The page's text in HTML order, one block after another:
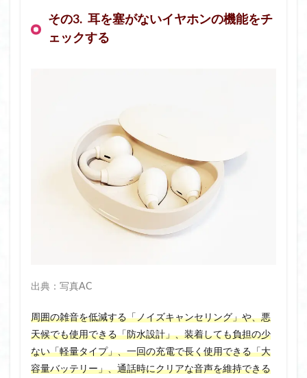
その3. 耳を塞がないイヤホンの機能をチ
ェックする
出典：写真AC
周囲の雑音を低減する「ノイズキャンセリング」や、悪
天候でも使用できる「防水設計」、装着しても負担の少
ない「軽量タイプ」、一回の充電で長く使用できる「大
容量バッテリー」、通話時にクリアな音声を維持できる